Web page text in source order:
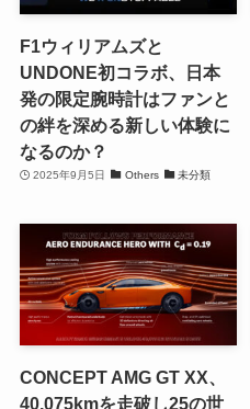
F1ウィリアムズと
UNDONE初コラボ、日本
発の限定腕時計はファンと
の絆を深める新しい体験に
なるのか？
2025年9月5日 Others 未分類
CONCEPT AMG GT XX、
40,075kmを走破し25の世